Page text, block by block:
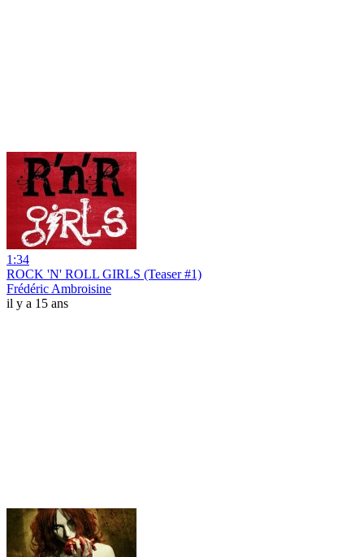
1:34
ROCK 'N' ROLL GIRLS (Teaser #1)
Frédéric Ambroisine
il y a 15 ans